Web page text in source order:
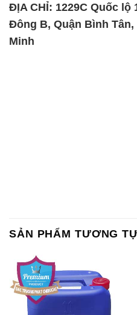
ĐỊA CHỈ: 1229C Quốc
Đông B, Quận Bình Tân,
Minh
SẢN PHẨM TƯƠNG